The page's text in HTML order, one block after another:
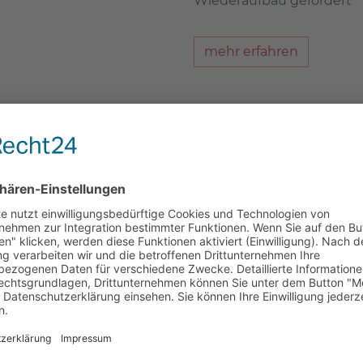
mehr erfahren
Patienten über uns